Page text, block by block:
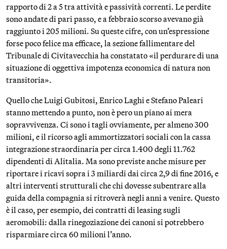
rapporto di 2 a 5 tra attività e passività correnti. Le perdite
sono andate di pari passo, e a febbraio scorso avevano già
raggiunto i 205 milioni. Su queste cifre, con un’espressione
forse poco felice ma efficace, la sezione fallimentare del
Tribunale di Civitavecchia ha constatato «il perdurare di una
situazione di oggettiva impotenza economica di natura non
transitoria».
Quello che Luigi Gubitosi, Enrico Laghi e Stefano Paleari
stanno mettendo a punto, non è pero un piano ai mera
sopravvivenza. Ci sono i tagli ovviamente, per almeno 300
milioni, e il ricorso agli ammortizzatori sociali con la cassa
integrazione straordinaria per circa 1.400 degli 11.762
dipendenti di Alitalia. Ma sono previste anche misure per
riportare i ricavi sopra i 3 miliardi dai circa 2,9 di fine 2016, e
altri interventi strutturali che chi dovesse subentrare alla
guida della compagnia si ritroverà negli anni a venire. Questo
è il caso, per esempio, dei contratti di leasing sugli
aeromobili: dalla rinegoziazione dei canoni si potrebbero
risparmiare circa 60 milioni l’anno.